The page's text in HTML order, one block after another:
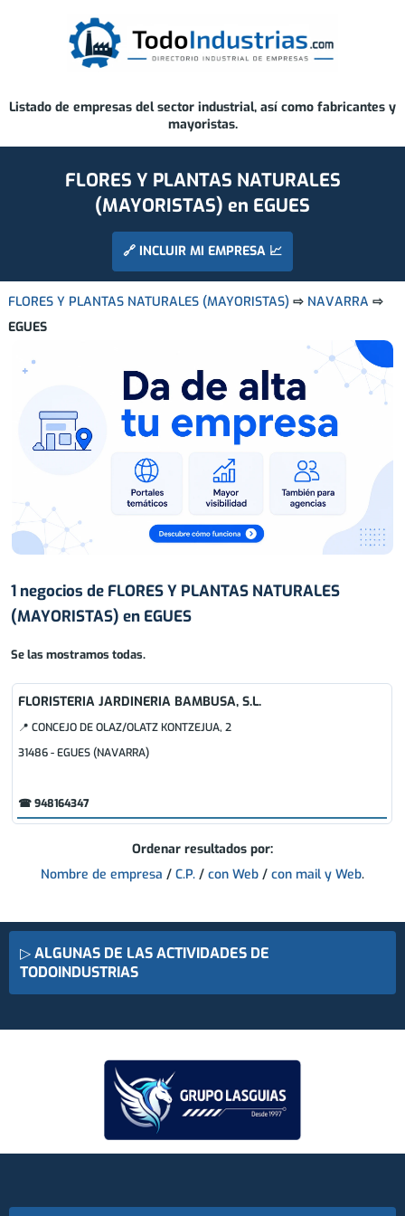
Listado de empresas del sector industrial, así como fabricantes y
mayoristas.
FLORES Y PLANTAS NATURALES
(MAYORISTAS) en EGUES
🔗 INCLUIR MI EMPRESA 📈
FLORES Y PLANTAS NATURALES (MAYORISTAS)⇨ NAVARRA ⇨
EGUES
1 negocios de FLORES Y PLANTAS NATURALES
(MAYORISTAS) en EGUES
Se las mostramos todas.
FLORISTERIA JARDINERIA BAMBUSA, S.L.
📍 CONCEJO DE OLAZ/OLATZ KONTZEJUA, 2
31486 - EGUES (NAVARRA)
☎ 948164347
Ordenar resultados por:
Nombre de empresa / C.P./ con Web/ con mail y Web.
▷ALGUNAS DE LAS ACTIVIDADES DE
TODOINDUSTRIAS